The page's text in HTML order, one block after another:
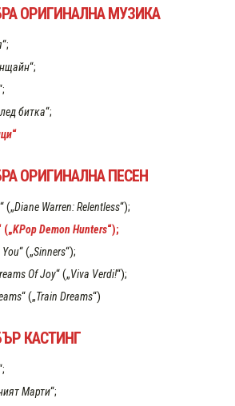
ОРИГИНАЛНА МУЗИКА
“;
“;
битка“;
“
ОРИГИНАЛНА ПЕСЕН
“ („Diane Warren: Relentless“);
(„KPop Demon Hunters“);
You“ („Sinners“);
Of Joy“ („Viva Verdi!“);
“ („Train Dreams“)
КАСТИНГ
Марти“;